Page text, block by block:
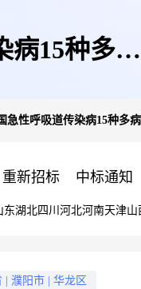
病15种多病
急性呼吸道传染病15种多
重新招标 中标通知
东湖北四川 河北河南天津山
濮阳市 华龙区